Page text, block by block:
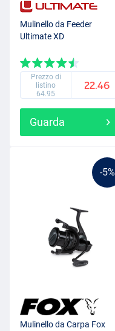
Mulinello da Feeder
Ultimate XD
Prezzo di
listino
64.95
22.46
Guarda
-5%
Mulinello da Carpa Fox